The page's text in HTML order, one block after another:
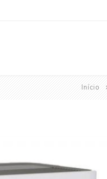
Início